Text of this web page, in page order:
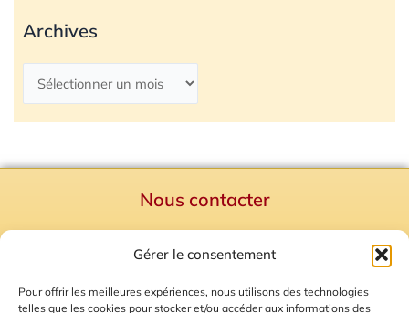
Gérer le consentement
Pour offrir les meilleures expériences, nous utilisons des technologies
telles que les cookies pour stocker et/ou accéder aux informations des
Archives
Nous contacter
Mentions Légales
Plan du site